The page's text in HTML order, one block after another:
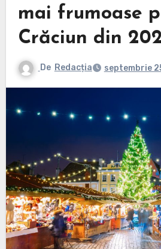
mai frumoase
Crăciun din
De Redacția septembrie